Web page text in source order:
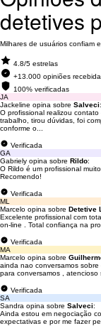
detetives
Milhares de usuários confiam
4.8/5 estrelas
+13.000 opiniões
100% verificadas
JA
Jackeline opina sobre Salveci:
O profissional realizou
trabalho, tirou dúvidas, foi
conforme o...
Verificada
GA
Gabriely opina sobre Rildo:
O Rildo é um profissional
Recomendo!
Verificada
ML
Marcelo opina sobre Detetive
Excelente profissional com
on-line . Total confiança na
Verificada
MA
Marcelo opina sobre
ainda nao conversamos
para conversamos , atencioso
Verificada
SA
Sandra opina sobre Salveci:
Ainda estou em negociação
expectativas e por me fazer